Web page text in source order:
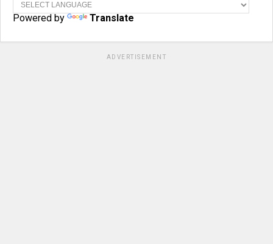
Powered by Translate
ADVERTISEMENT